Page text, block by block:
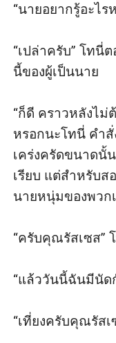
“นายอยากรู้อะไร
“เปล่าครับ” โทนี่
นี้ของผู้เป็นนาย
“ก็ดี คราวหลังไม่
หรอกนะโทนี่ คำ
เคร่งครัดขนาดนั้
เรียบ แต่สำหรับส
นายหนุ่มของพวก
“ครับคุณรัสเซส”
“แล้ววันนี้ฉันมีนัด
“เที่ยงครับคุณรัสเ